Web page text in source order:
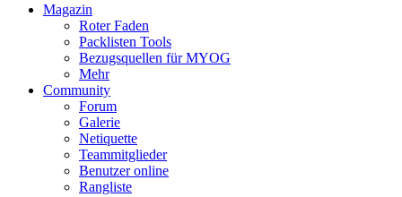
Magazin
Roter Faden
Packlisten Tools
Bezugsquellen für MYOG
Mehr
Community
Forum
Galerie
Netiquette
Teammitglieder
Benutzer online
Rangliste